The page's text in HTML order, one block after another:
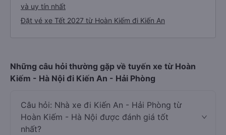
và uy tín nhất
Đặt vé xe Tết 2027 từ Hoàn Kiếm đi Kiến An
Những câu hỏi thường gặp về tuyến xe từ Hoàn
Kiếm - Hà Nội đi Kiến An - Hải Phòng
Câu hỏi: Nhà xe đi Kiến An - Hải Phòng từ
Hoàn Kiếm - Hà Nội được đánh giá tốt
nhất?